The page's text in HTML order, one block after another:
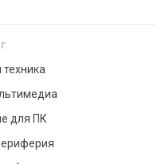
для ПК